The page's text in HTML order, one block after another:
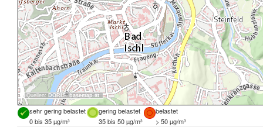
Quellen: DORIS, basemap.at
sehr gering belastet gering belastet
belastet
0 bis 35 µg/m³
35 bis 50 µg/m³ > 50 µg/m³